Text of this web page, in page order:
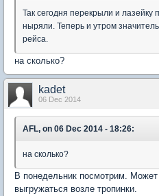
Так сегодня перекрыли и
ныряли. Теперь и утром
рейса.
на сколько?
kadet
06 Dec 2014
AFL, on 06 Dec 2014 - 18:26:
на сколько?
В понедельник посмотрим.
выгружаться возле тропинки.